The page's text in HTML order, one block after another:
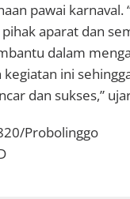
pawai karnaval.
aparat dan
dalam
ini
dan sukses,”
Probolinggo